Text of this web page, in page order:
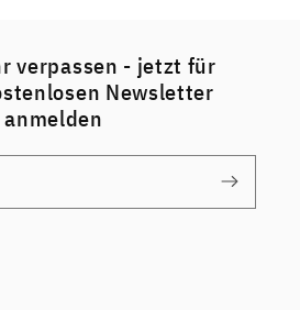
verpassen - jetzt für
Newsletter
anmelden